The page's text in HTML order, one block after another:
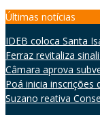
Skip
content
Últimas notícias
IDEB coloca Santa
Ferraz revitaliza
Câmara aprova
Poá inicia
Suzano reativa